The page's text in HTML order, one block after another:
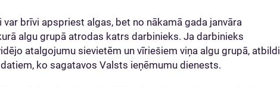
brīvi apspriest algas, bet no nākamā gada janvāra
algu grupā atrodas katrs darbinieks. Ja darbinieks
atalgojumu sievietēm un vīriešiem viņa algu grupā, atbildi
ko sagatavos Valsts ieņēmumu dienests.